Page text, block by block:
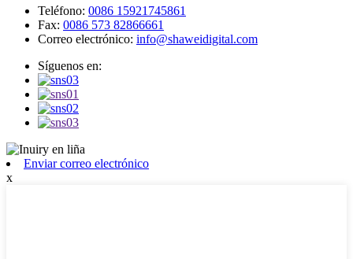
Teléfono: 0086 15921745861
Fax: 0086 573 82866661
Correo electrónico: info@shaweidigital.com
Síguenos en:
Enviar correo electrónico
x